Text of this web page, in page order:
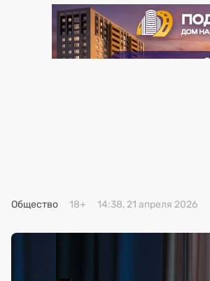
BORЩ
Искусство
Общество 18+ 14:38, 21 апреля 2026